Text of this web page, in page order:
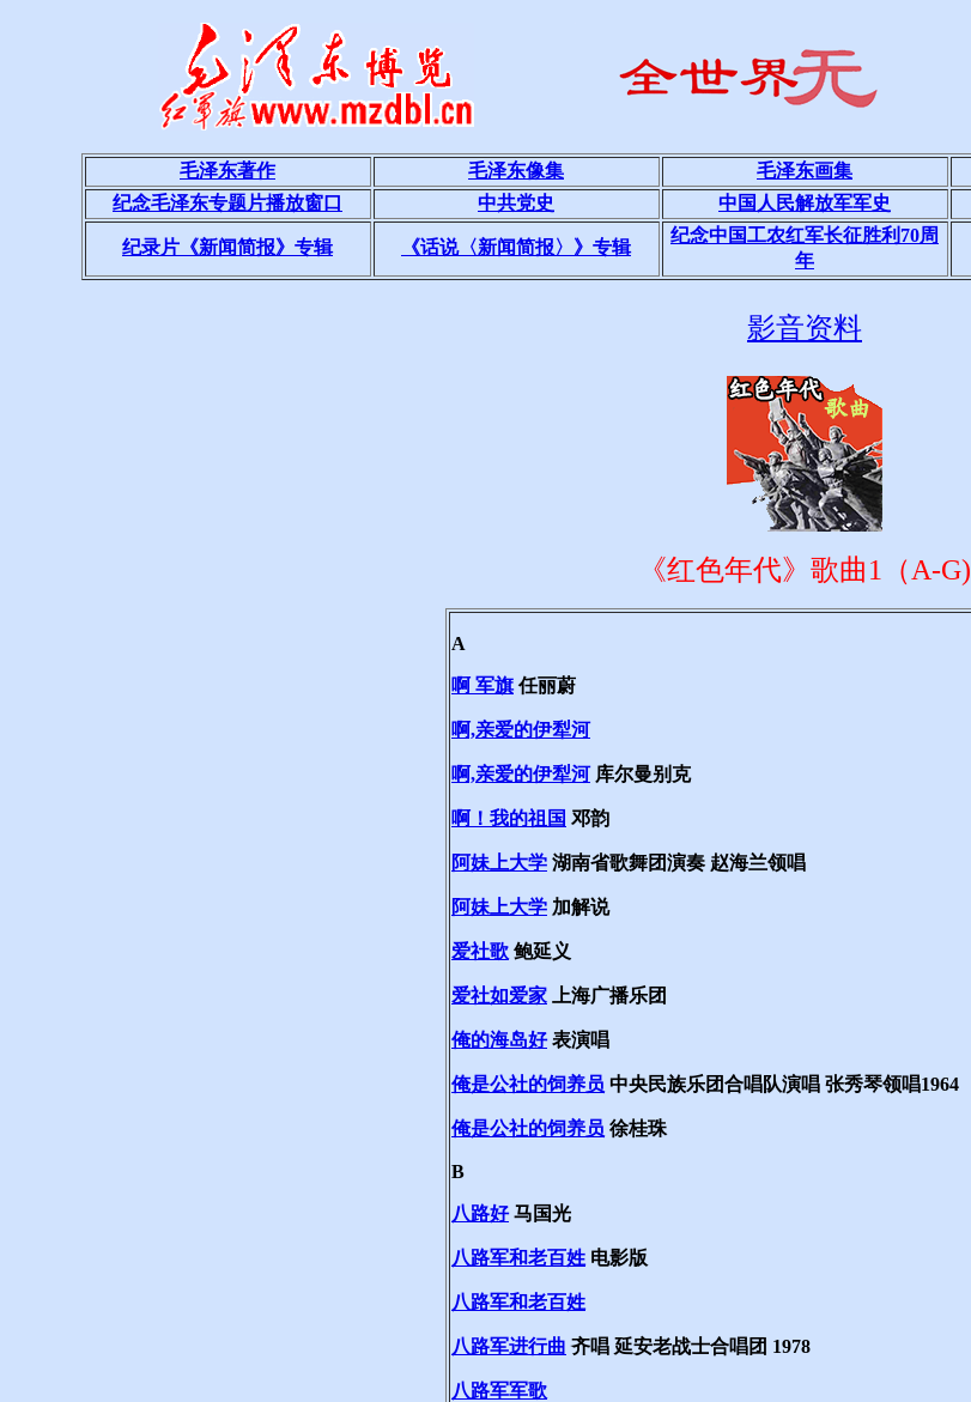
毛泽东著作 毛泽东像集 毛泽东画集
纪念毛泽东专题片播放窗口
中共党史 中国人民解放军军史
纪录片《新闻简报》专辑 《话说〈新闻简报〉》专辑
纪念中国工农红军长征胜利70周
年
影音资料
《红色年代》歌曲1（A-G)
A
啊 军旗任丽蔚
啊,亲爱的伊犁河
啊,亲爱的伊犁河库尔曼别克
啊！我的祖国 邓韵
阿妹上大学 湖南省歌舞团演奏 赵海兰领唱
阿妹上大学 加解说
爱社歌 鲍延义
爱社如爱家 上海广播乐团
俺的海岛好表演唱
俺是公社的饲养员 中央民族乐团合唱队演唱 张秀琴领唱1964
俺是公社的饲养员 徐桂珠
B
八路好马国光
八路军和老百姓 电影版
八路军和老百姓
八路军进行曲 齐唱 延安老战士合唱团 1978
八路军军歌